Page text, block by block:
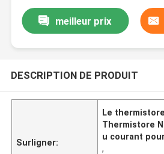
meilleur prix
DESCRIPTION DE PRODUIT
Surligner:
Le
Thermistore
u courant
,